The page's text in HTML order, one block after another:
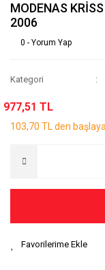
MODENAS
2006
0 - Yorum Yap
Kategori
977,51 TL
103,70 TL den